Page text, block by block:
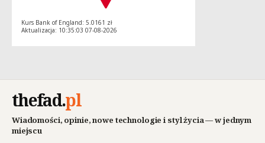
Kurs Bank of England: 5.0161 zł
Aktualizacja: 10:35:03 07-08-2026
thefad.pl
Wiadomości, opinie, nowe technologie i styl życia — w jednym
miejscu